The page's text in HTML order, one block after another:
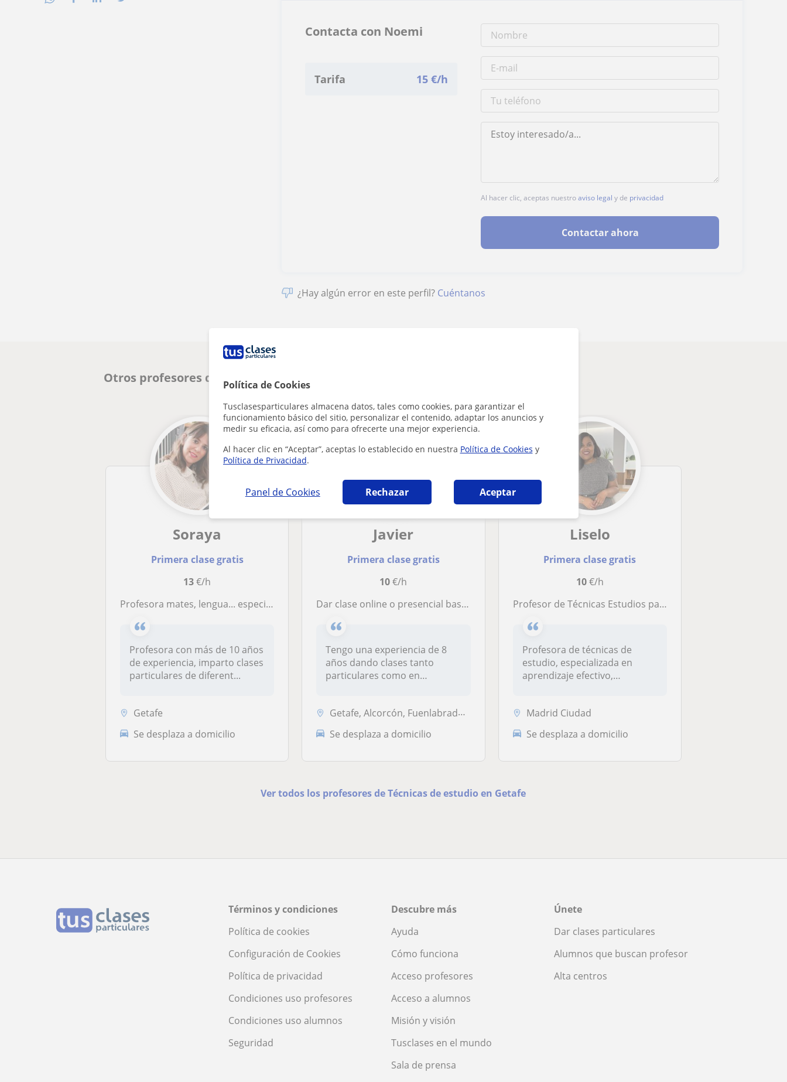
Política de Cookies
Tusclasesparticulares almacena datos, tales como cookies, para garantizar el
funcionamiento básico del sitio, personalizar el contenido, adaptar los anuncios y
medir su eficacia, así como para ofrecerte una mejor experiencia.
Al hacer clic en “Aceptar”, aceptas lo establecido en nuestra Política de Cookies y
Política de Privacidad.
Panel de Cookies Rechazar Aceptar
Contacta con Noemi
Tarifa 15 €/h
Al hacer clic, aceptas nuestroaviso legal y de privacidad
Contactar ahora
¿Hay algún error en este perfil? Cuéntanos
Otros profesores de Técnicas de estudio en Getafe que pueden interesarte
Soraya
Primera clase gratis
13€/h
Profesora mates, lengua... especialista en técnicas de estudio en Getafe
Profesora con más de 10 años
de experiencia, imparto clases
particulares de diferent...
Getafe
Se desplaza a domicilio
Javier
Primera clase gratis
10€/h
Dar clase online o presencial basándome en el nivel del curso que esta la persona
Tengo una experiencia de 8
años dando clases tanto
particulares como en
Getafe, Alcorcón, Fuenlabrada, Leganés, Madrid Capital
Se desplaza a domicilio
Liselo
Primera clase gratis
10€/h
Profesor de Técnicas Estudios para todas las edades
Profesora de técnicas de
estudio, especializada en
aprendizaje efectivo,
Madrid Ciudad
Se desplaza a domicilio
Ver todos los profesores de Técnicas de estudio en Getafe
Términos y condiciones
Política de cookies
Configuración de Cookies
Política de privacidad
Condiciones uso profesores
Condiciones uso alumnos
Seguridad
Descubre más
Ayuda
Cómo funciona
Acceso profesores
Acceso a alumnos
Misión y visión
Tusclases en el mundo
Sala de prensa
Únete
Dar clases particulares
Alumnos que buscan profesor
Alta centros